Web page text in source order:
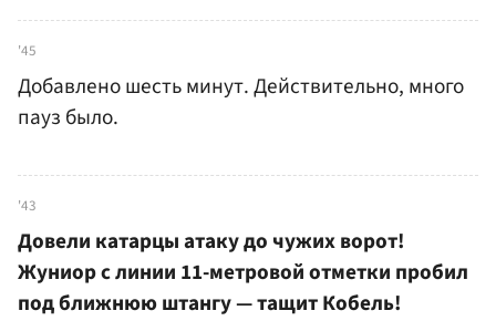
'45
Добавлено шесть минут. Действительно, много
пауз было.
'43
Довели катарцы атаку до чужих ворот!
Жуниор с линии 11-метровой отметки пробил
под ближнюю штангу — тащит Кобель!